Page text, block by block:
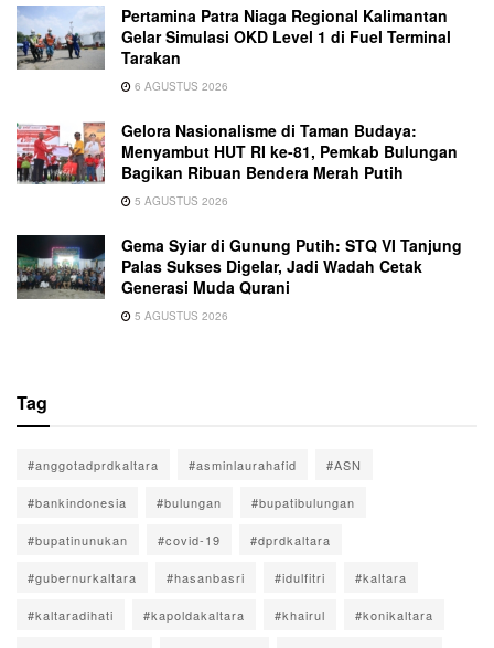
Pertamina Patra Niaga Regional Kalimantan
Gelar Simulasi OKD Level 1 di Fuel Terminal
Tarakan
6 AGUSTUS 2026
Gelora Nasionalisme di Taman Budaya:
Menyambut HUT RI ke-81, Pemkab Bulungan
Bagikan Ribuan Bendera Merah Putih
5 AGUSTUS 2026
Gema Syiar di Gunung Putih: STQ VI Tanjung
Palas Sukses Digelar, Jadi Wadah Cetak
Generasi Muda Qurani
5 AGUSTUS 2026
Tag
#anggotadprdkaltara #asminlaurahafid #ASN
#bankindonesia #bulungan #bupatibulungan
#bupatinunukan #covid-19 #dprdkaltara
#gubernurkaltara #hasanbasri #idulfitri #kaltara
#kaltaradihati #kapoldakaltara #khairul #konikaltara